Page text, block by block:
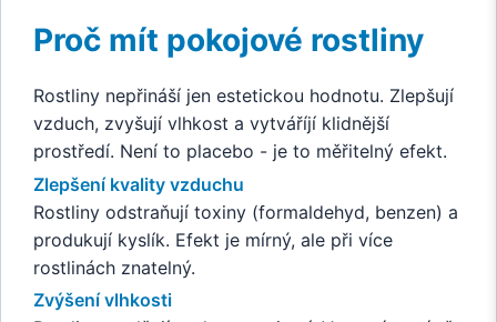
Proč mít pokojové rostliny
Rostliny nepřináší jen estetickou hodnotu. Zlepšují
vzduch, zvyšují vlhkost a vytváříjí klidnější
prostředí. Není to placebo - je to měřitelný efekt.
Zlepšení kvality vzduchu
Rostliny odstraňují toxiny (formaldehyd, benzen) a
produkují kyslík. Efekt je mírný, ale při více
rostlinách znatelný.
Zvýšení vlhkosti